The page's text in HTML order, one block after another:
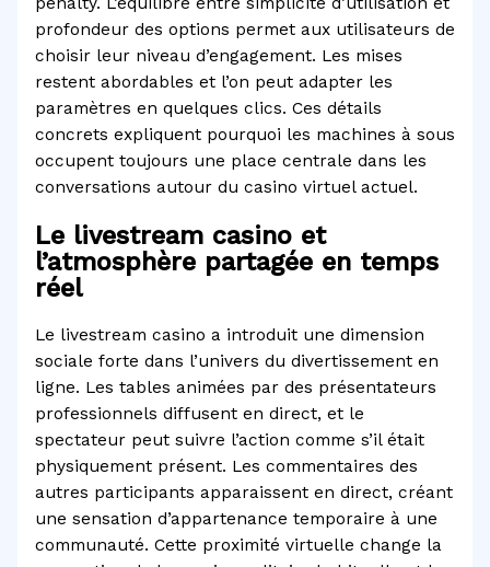
profondeur des options permet aux utilisateurs de
choisir leur niveau d’engagement. Les mises
restent abordables et l’on peut adapter les
paramètres en quelques clics. Ces détails
concrets expliquent pourquoi les machines à sous
occupent toujours une place centrale dans les
conversations autour du casino virtuel actuel.
Le livestream casino et
l’atmosphère partagée en temps
réel
Le livestream casino a introduit une dimension
sociale forte dans l’univers du divertissement en
ligne. Les tables animées par des présentateurs
professionnels diffusent en direct, et le
spectateur peut suivre l’action comme s’il était
physiquement présent. Les commentaires des
autres participants apparaissent en direct, créant
une sensation d’appartenance temporaire à une
communauté. Cette proximité virtuelle change la